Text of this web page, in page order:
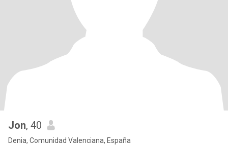
Jon, 40
Denia, Comunidad Valenciana, España